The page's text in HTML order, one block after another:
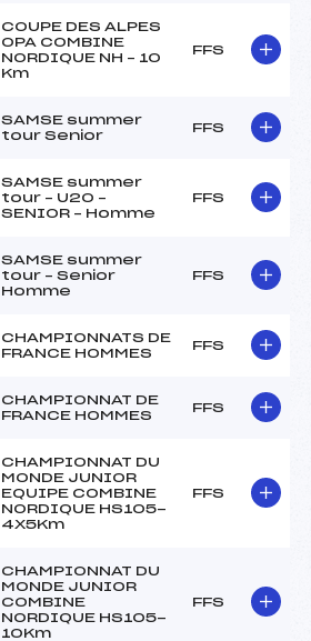
COUPE DES ALPES
OPA COMBINE
NORDIQUE NH – 10
Km
FFS
SAMSE summer
tour Senior
FFS
SAMSE summer
tour – U20 –
SENIOR – Homme
FFS
SAMSE summer
tour – Senior
Homme
FFS
CHAMPIONNATS DE
FRANCE HOMMES
FFS
CHAMPIONNAT DE
FRANCE HOMMES
FFS
CHAMPIONNAT DU
MONDE JUNIOR
EQUIPE COMBINE
NORDIQUE HS105-
4X5Km
FFS
CHAMPIONNAT DU
MONDE JUNIOR
COMBINE
NORDIQUE HS105-
10Km
FFS